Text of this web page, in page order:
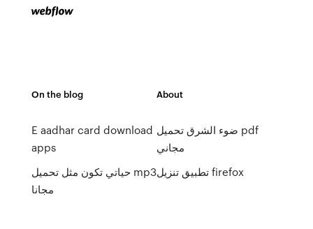
On the blog
E aadhar card download
apps
حياتي تكون مثل تحميل mp3
مجانا
About
ضوء الشرق تحميل pdf
مجاني
تطبيق تنزيل firefox